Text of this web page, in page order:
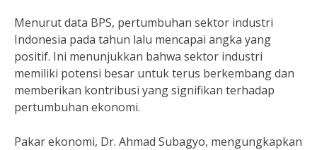
Menurut data BPS, pertumbuhan sektor industri
Indonesia pada tahun lalu mencapai angka yang
positif. Ini menunjukkan bahwa sektor industri
memiliki potensi besar untuk terus berkembang dan
memberikan kontribusi yang signifikan terhadap
pertumbuhan ekonomi.
Pakar ekonomi, Dr. Ahmad Subagyo, mengungkapkan